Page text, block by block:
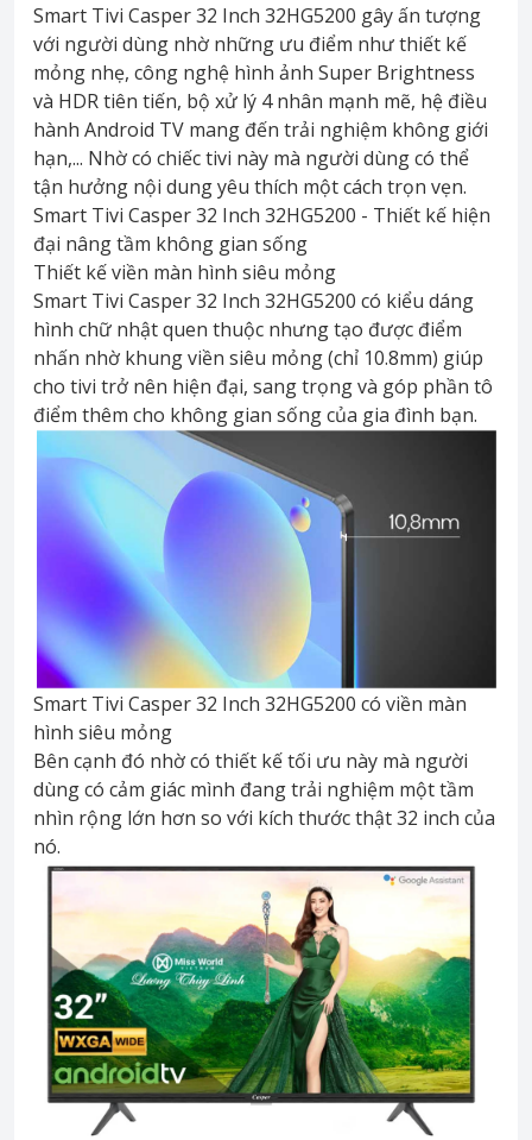
Smart Tivi Casper 32 Inch 32HG5200 gây ấn tượng
với người dùng nhờ những ưu điểm như thiết kế
mỏng nhẹ, công nghệ hình ảnh Super Brightness
và HDR tiên tiến, bộ xử lý 4 nhân mạnh mẽ, hệ điều
hành Android TV mang đến trải nghiệm không giới
hạn,... Nhờ có chiếc tivi này mà người dùng có thể
tận hưởng nội dung yêu thích một cách trọn vẹn.
Smart Tivi Casper 32 Inch 32HG5200 - Thiết kế hiện
đại nâng tầm không gian sống
Thiết kế viền màn hình siêu mỏng
Smart Tivi Casper 32 Inch 32HG5200 có kiểu dáng
hình chữ nhật quen thuộc nhưng tạo được điểm
nhấn nhờ khung viền siêu mỏng (chỉ 10.8mm) giúp
cho tivi trở nên hiện đại, sang trọng và góp phần tô
điểm thêm cho không gian sống của gia đình bạn.
Smart Tivi Casper 32 Inch 32HG5200 có viền màn
hình siêu mỏng
Bên cạnh đó nhờ có thiết kế tối ưu này mà người
dùng có cảm giác mình đang trải nghiệm một tầm
nhìn rộng lớn hơn so với kích thước thật 32 inch của
nó.